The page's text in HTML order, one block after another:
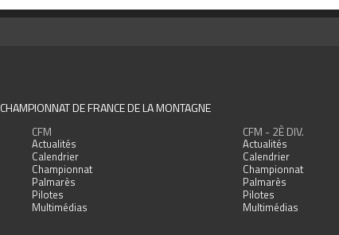
CHAMPIONNAT DE FRANCE DE LA MONTAGNE
CFM
Actualités
Calendrier
Championnat
Palmarès
Pilotes
Multimédias
CFM - 2È DIV.
Actualités
Calendrier
Championnat
Palmarès
Pilotes
Multimédias